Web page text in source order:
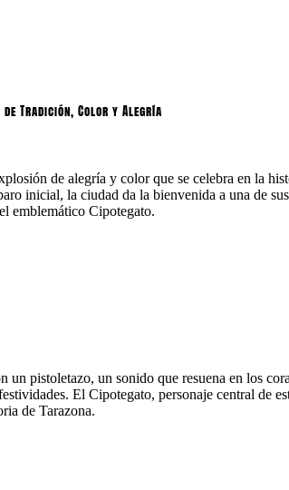
de Tradición, Color y Alegría
de alegría y color que se celebra en la
inicial, la ciudad da la bienvenida a una de
emblemático Cipotegato.
un pistoletazo, un sonido que resuena en los
El Cipotegato, personaje central de
de Tarazona.